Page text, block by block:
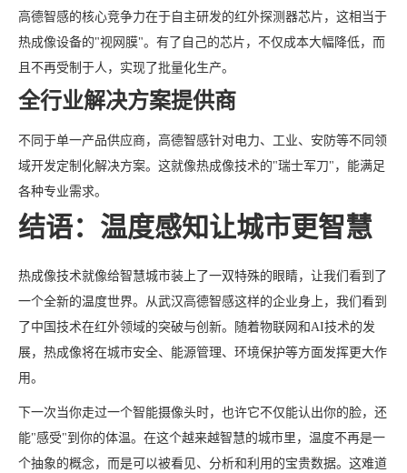
高德智感的核心竞争力在于自主研发的红外探测器芯片，这相当于
热成像设备的"视网膜"。有了自己的芯片，不仅成本大幅降低，而
且不再受制于人，实现了批量化生产。
全行业解决方案提供商
不同于单一产品供应商，高德智感针对电力、工业、安防等不同领
域开发定制化解决方案。这就像热成像技术的"瑞士军刀"，能满足
各种专业需求。
结语：温度感知让城市更智慧
热成像技术就像给智慧城市装上了一双特殊的眼睛，让我们看到了
一个全新的温度世界。从武汉高德智感这样的企业身上，我们看到
了中国技术在红外领域的突破与创新。随着物联网和AI技术的发
展，热成像将在城市安全、能源管理、环境保护等方面发挥更大作
用。
下一次当你走过一个智能摄像头时，也许它不仅能认出你的脸，还
能"感受"到你的体温。在这个越来越智慧的城市里，温度不再是一
个抽象的概念，而是可以被看见、分析和利用的宝贵数据。这难道